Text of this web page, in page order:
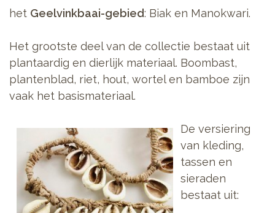
het Geelvinkbaai-gebied: Biak en Manokwari.
Het grootste deel van de collectie bestaat uit
plantaardig en dierlijk materiaal. Boombast,
plantenblad, riet, hout, wortel en bamboe zijn
vaak het basismateriaal.
De versiering
van kleding,
tassen en
sieraden
bestaat uit: